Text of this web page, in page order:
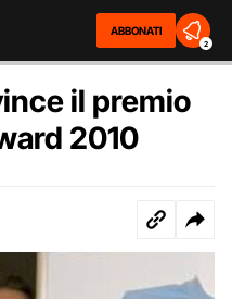
ABBONATI
2
il premio
2010